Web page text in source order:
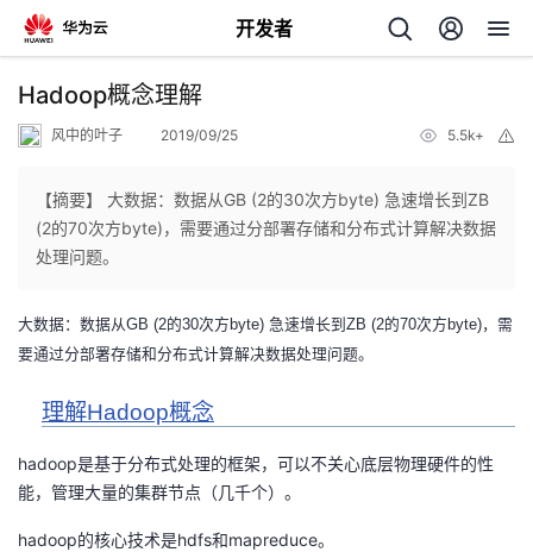
开发者
返
人
主
页
我
的
开
我
的
我
Hadoop概念理解
风中的叶子 2019/09/25 5.5k+
【摘要】 大数据：数据从GB (2的30次方byte) 急速增长到ZB
(2的70次方byte)，需要通过分部署存储和分布式计算解决数据
处理问题。​
大数据：数据从GB (2的30次方byte) 急速增长到ZB (2的70次方byte)，需
要通过分部署存储和分布式计算解决数据处理问题。
理解Hadoop概念
hadoop是基于分布式处理的框架，可以不关心底层物理硬件的性
能，管理大量的集群节点（几千个）。
hadoop的核心技术是hdfs和mapreduce。